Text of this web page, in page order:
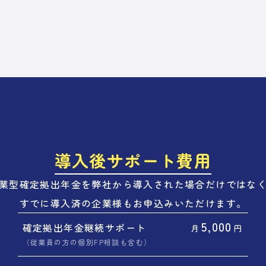
導入後サポート費用
型確定拠出年金を弊社から導入された場合だけではな
すでに導入済の企業様もお申込みいただけます。
確定拠出年金継続サポート
（従業員の方の個別FP相談も含む）
月 5,000 円